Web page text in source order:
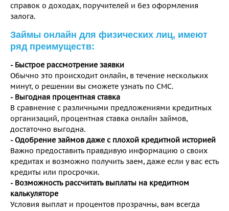
справок о доходах, поручителей и без оформления
залога.
Займы онлайн для физических лиц, имеют
ряд преимуществ:
- Быстрое рассмотрение заявки
Обычно это происходит онлайн, в течение нескольких
минут, о решении вы сможете узнать по СМС.
- Выгодная процентная ставка
В сравнение с различными предложениями кредитных
организаций, процентная ставка онлайн займов,
достаточно выгодна.
- Одобрение займов даже с плохой кредитной историей
Важно предоставить правдивую информацию о своих
кредитах и возможно получить заем, даже если у вас есть
кредиты или просрочки.
- Возможность рассчитать выплаты на кредитном
калькуляторе
Условия выплат и процентов прозрачны, вам всегда